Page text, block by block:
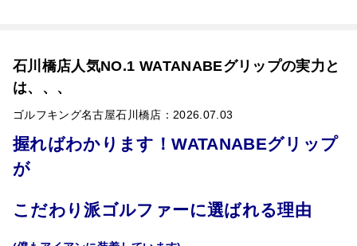
石川橋店人気NO.1 WATANABEグリップの実力と
は、、、
ゴルフキング名古屋石川橋店：2026.07.03
握ればわかります！WATANABEグリップ
が
こだわり派ゴルファーに選ばれる理由